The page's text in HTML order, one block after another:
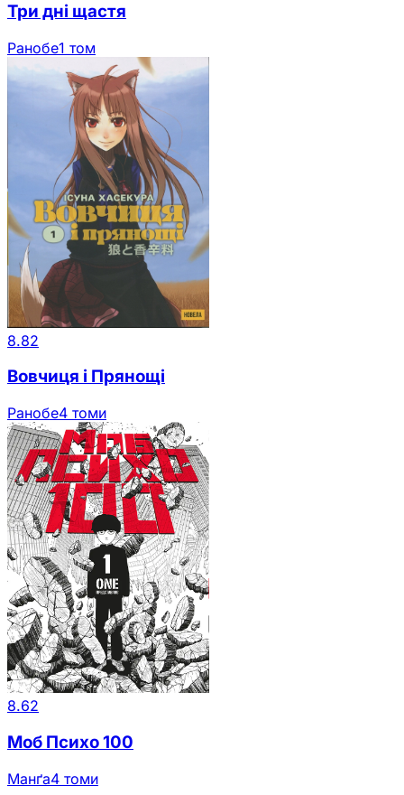
Три дні щастя
Ранобе1 том
8.82
Вовчиця і Прянощі
Ранобе4 томи
8.62
Моб Психо 100
Манґа4 томи